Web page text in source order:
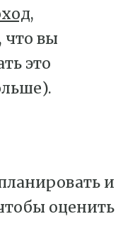
,
что вы
это
и
оценить